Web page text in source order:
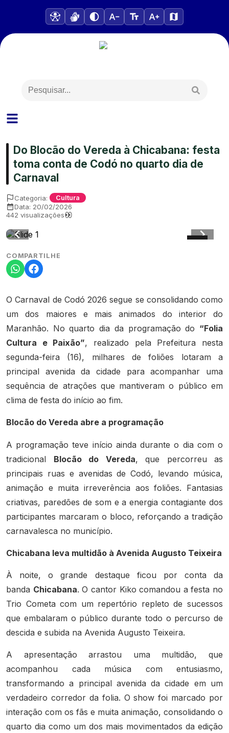
Do Blocão do Vereda à Chicabana: festa
toma conta de Codó no quarto dia de
Carnaval
Categoria: Cultura
Data: 20/02/2026
442 visualizações
COMPARTILHE
O Carnaval de Codó 2026 segue se consolidando como
um dos maiores e mais animados do interior do
Maranhão. No quarto dia da programação do “Folia
Cultura e Paixão”, realizado pela Prefeitura nesta
segunda-feira (16), milhares de foliões lotaram a
principal avenida da cidade para acompanhar uma
sequência de atrações que mantiveram o público em
clima de festa do início ao fim.
Blocão do Vereda abre a programação
A programação teve início ainda durante o dia com o
tradicional Blocão do Vereda, que percorreu as
principais ruas e avenidas de Codó, levando música,
animação e muita irreverência aos foliões. Fantasias
criativas, paredões de som e a energia contagiante dos
participantes marcaram o bloco, reforçando a tradição
carnavalesca no município.
Chicabana leva multidão à Avenida Augusto Teixeira
À noite, o grande destaque ficou por conta da
banda Chicabana. O cantor Kiko comandou a festa no
Trio Cometa com um repertório repleto de sucessos
que embalaram o público durante todo o percurso de
descida e subida na Avenida Augusto Teixeira.
A apresentação arrastou uma multidão, que
acompanhou cada música com entusiasmo,
transformando a principal avenida da cidade em um
verdadeiro corredor da folia. O show foi marcado por
interação com os fãs e muita animação, consolidando o
quarto dia como um dos mais movimentados da edição